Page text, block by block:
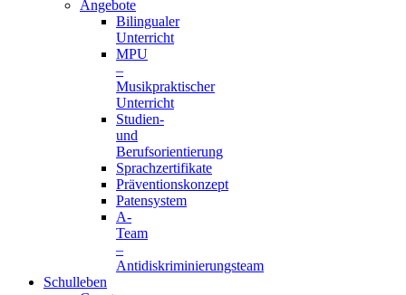
Angebote
Bilingualer
Unterricht
MPU
–
Musikpraktischer
Unterricht
Studien-
und
Berufsorientierung
Sprachzertifikate
Präventionskonzept
Patensystem
A-
Team
–
Antidiskriminierungsteam
Schulleben